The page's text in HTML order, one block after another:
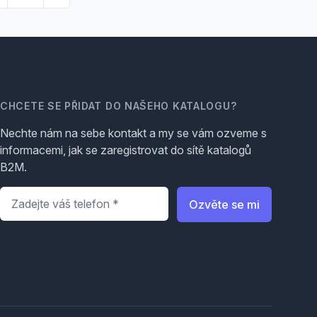
CHCETE SE PŘIDAT DO NAŠEHO KATALOGU?
Nechte nám na sebe kontakt a my se vám ozveme s
informacemi, jak se zaregistrovat do sítě katalogů
B2M.
Telefon
Ozvěte se mi